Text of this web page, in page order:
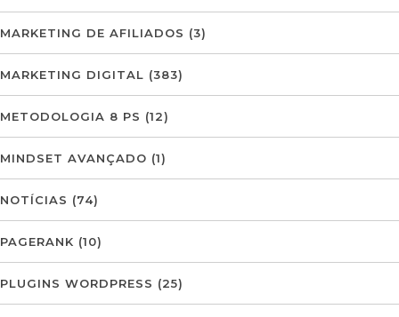
MARKETING DE AFILIADOS (3)
MARKETING DIGITAL (383)
METODOLOGIA 8 PS (12)
MINDSET AVANÇADO (1)
NOTÍCIAS (74)
PAGERANK (10)
PLUGINS WORDPRESS (25)